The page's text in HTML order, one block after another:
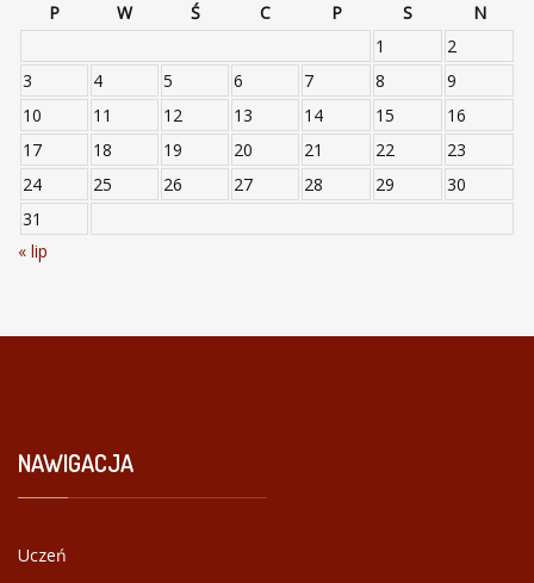
P
W Ś C P S
N
1
2
3
4 5 6 7 8
9
10
11 12 13 14 15
16
17
18 19 20 21 22
23
24
25 26 27 28 29
30
31
« lip
NAWIGACJA
Uczeń